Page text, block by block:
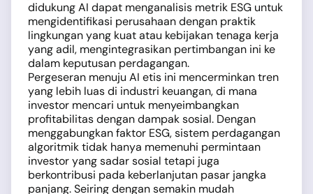
didukung AI dapat menganalisis metrik ESG untuk
mengidentifikasi perusahaan dengan praktik
lingkungan yang kuat atau kebijakan tenaga kerja
yang adil, mengintegrasikan pertimbangan ini ke
dalam keputusan perdagangan.
Pergeseran menuju AI etis ini mencerminkan tren
yang lebih luas di industri keuangan, di mana
investor mencari untuk menyeimbangkan
profitabilitas dengan dampak sosial. Dengan
menggabungkan faktor ESG, sistem perdagangan
algoritmik tidak hanya memenuhi permintaan
investor yang sadar sosial tetapi juga
berkontribusi pada keberlanjutan pasar jangka
panjang. Seiring dengan semakin mudah